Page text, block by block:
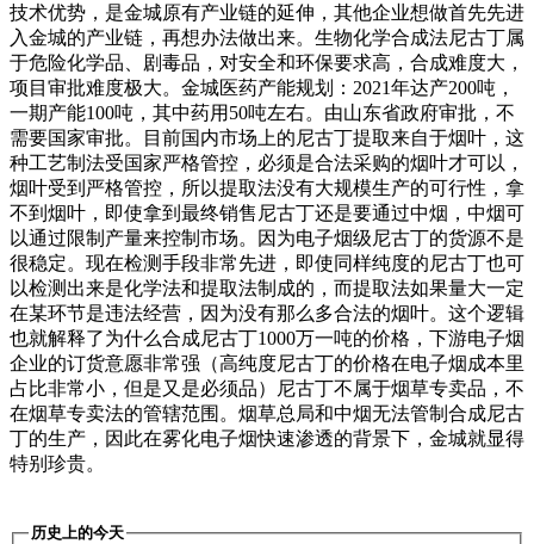
技术优势，是金城原有产业链的延伸，其他企业想做首先先进
入金城的产业链，再想办法做出来。生物化学合成法尼古丁属
于危险化学品、剧毒品，对安全和环保要求高，合成难度大，
项目审批难度极大。金城医药产能规划：2021年达产200吨，
一期产能100吨，其中药用50吨左右。由山东省政府审批，不
需要国家审批。目前国内市场上的尼古丁提取来自于烟叶，这
种工艺制法受国家严格管控，必须是合法采购的烟叶才可以，
烟叶受到严格管控，所以提取法没有大规模生产的可行性，拿
不到烟叶，即使拿到最终销售尼古丁还是要通过中烟，中烟可
以通过限制产量来控制市场。因为电子烟级尼古丁的货源不是
很稳定。现在检测手段非常先进，即使同样纯度的尼古丁也可
以检测出来是化学法和提取法制成的，而提取法如果量大一定
在某环节是违法经营，因为没有那么多合法的烟叶。这个逻辑
也就解释了为什么合成尼古丁1000万一吨的价格，下游电子烟
企业的订货意愿非常强（高纯度尼古丁的价格在电子烟成本里
占比非常小，但是又是必须品）尼古丁不属于烟草专卖品，不
在烟草专卖法的管辖范围。烟草总局和中烟无法管制合成尼古
丁的生产，因此在雾化电子烟快速渗透的背景下，金城就显得
特别珍贵。
历史上的今天